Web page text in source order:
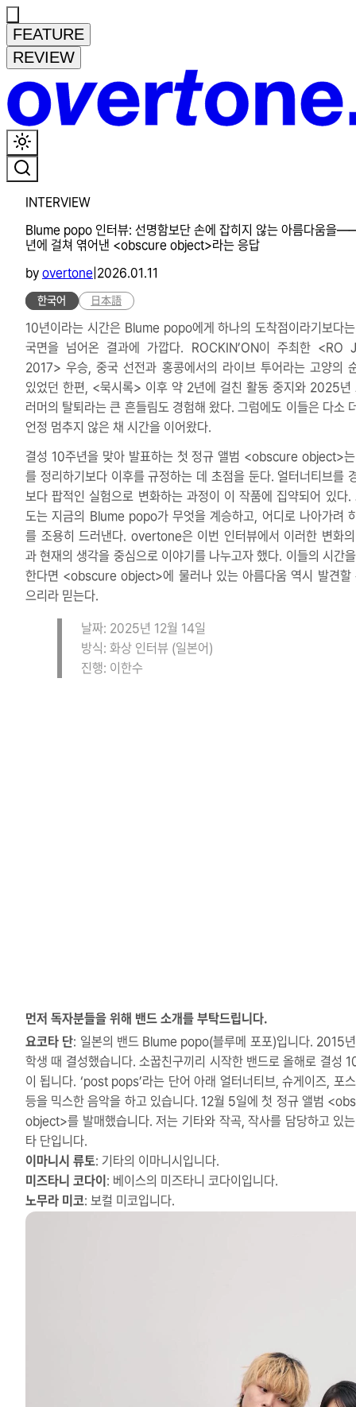
FEATURE
REVIEW
INTERVIEW
Blume popo 인터뷰: 선명함보단 손에 잡히지 않는 아름다움을
년에 걸쳐 엮어낸 <obscure object>라는 응답
by overtone 2026.01.11
한국어 日本語
10년이라는 시간은 Blume popo에게 하나의 도착점이라기보다
국면을 넘어온 결과에 가깝다. ROCKIN’ON이 주최한 <RO
2017> 우승, 중국 선전과 홍콩에서의 라이브 투어라는 고양의
있었던 한편, <묵시록> 이후 약 2년에 걸친 활동 중지와 2025년
러머의 탈퇴라는 큰 흔들림도 경험해 왔다. 그럼에도 이들은 다소
언정 멈추지 않은 채 시간을 이어왔다.
결성 10주년을 맞아 발표하는 첫 정규 앨범 <obscure object>
를 정리하기보다 이후를 규정하는 데 초점을 둔다. 얼터너티브를
보다 팝적인 실험으로 변화하는 과정이 이 작품에 집약되어 있다.
도는 지금의 Blume popo가 무엇을 계승하고, 어디로 나아가려
를 조용히 드러낸다. overtone은 이번 인터뷰에서 이러한 변화
과 현재의 생각을 중심으로 이야기를 나누고자 했다. 이들의 시간
한다면 <obscure object>에 물러나 있는 아름다움 역시 발견할
으리라 믿는다.
날짜: 2025년 12월 14일
방식: 화상 인터뷰 (일본어)
진행: 이한수
먼저 독자분들을 위해 밴드 소개를 부탁드립니다.
요코타 단: 일본의 밴드 Blume popo(블루메 포포)입니다. 2015
학생 때 결성했습니다. 소꿉친구끼리 시작한 밴드로 올해로 결성
이 됩니다. ‘post pops’라는 단어 아래 얼터너티브, 슈게이즈, 포
등을 믹스한 음악을 하고 있습니다. 12월 5일에 첫 정규 앨범
object>를 발매했습니다. 저는 기타와 작곡, 작사를 담당하고 있
타 단입니다.
이마니시 류토: 기타의 이마니시입니다.
미즈타니 코다이 : 베이스의 미즈타니 코다이입니다.
노무라 미코: 보컬 미코입니다.